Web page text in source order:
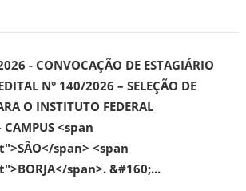
- CONVOCAÇÃO DE ESTAGIÁRIO
N° 140/2026 – SELEÇÃO DE
O INSTITUTO FEDERAL
CAMPUS <span
span> <span
span>. &#160;...